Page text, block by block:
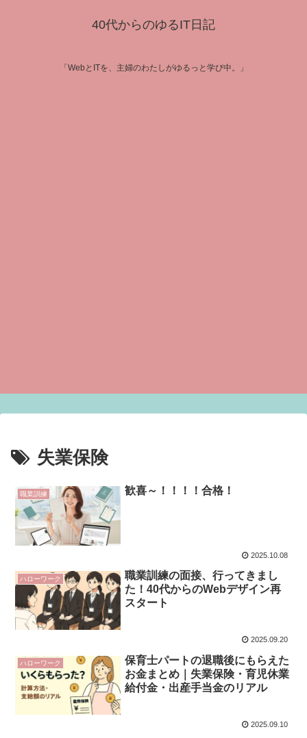
40代からのゆるIT日記
「WebとITを、主婦のわたしがゆるっと学び中。」
失業保険
職業訓練 歓喜～！！！！合格！
2025.10.08
ハローワーク
職業訓練の面接、行ってきまし
た！40代からのWebデザイン再
スタート
2025.09.20
ハローワーク
保育士パートの退職後にもらえた
お金まとめ｜失業保険・育児休業
給付金・出産手当金のリアル
2025.09.10